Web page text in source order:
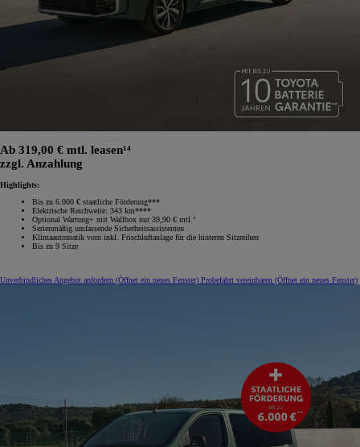
Ab 319,00 € mtl. leasen¹⁴
zzgl. Anzahlung
Highlights:
Bis zu 6.000 € staatliche Förderung***
Elektrische Reichweite: 343 km****
Optional Wartung+ mit Wallbox nur 39,90 € mtl.⁷
Serienmäßig umfassende Sicherheitsassistenten
Klimaautomatik vorn inkl. Frischluftanlage für die hinteren Sitzreihen
Bis zu 9 Sitze
Unverbindliches Angebot anfordern (Öffnet ein neues Fenster) Probefahrt vereinbaren (Öffnet ein neues Fenster)